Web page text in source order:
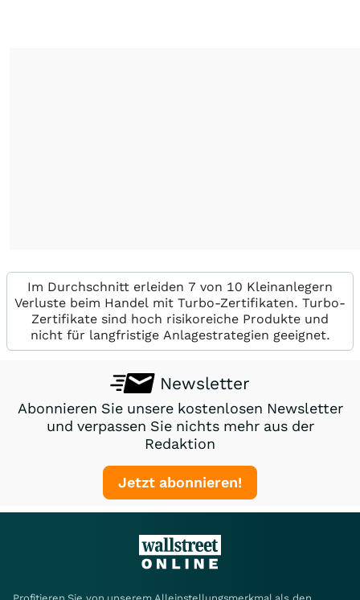
Im Durchschnitt erleiden 7 von 10 Kleinanlegern
Verluste beim Handel mit Turbo-Zertifikaten. Turbo-
Zertifikate sind hoch risikoreiche Produkte und
nicht für langfristige Anlagestrategien geeignet.
Newsletter
Abonnieren Sie unsere kostenlosen Newsletter
und verpassen Sie nichts mehr aus der
Redaktion
Jetzt abonnieren!